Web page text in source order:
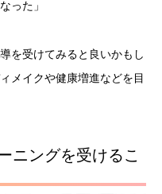
った」
を受けてみると良いかもし
メイクや健康増進などを目
ニングを受けるこ